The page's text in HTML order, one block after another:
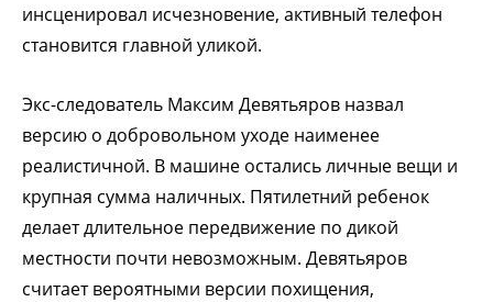
инсценировал исчезновение, активный телефон
становится главной уликой.
Экс-следователь Максим Девятьяров назвал
версию о добровольном уходе наименее
реалистичной. В машине остались личные вещи и
крупная сумма наличных. Пятилетний ребенок
делает длительное передвижение по дикой
местности почти невозможным. Девятьяров
считает вероятными версии похищения,